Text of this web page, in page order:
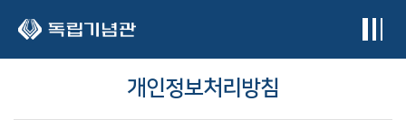
개인정보처리방침